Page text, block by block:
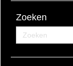
Zoeken